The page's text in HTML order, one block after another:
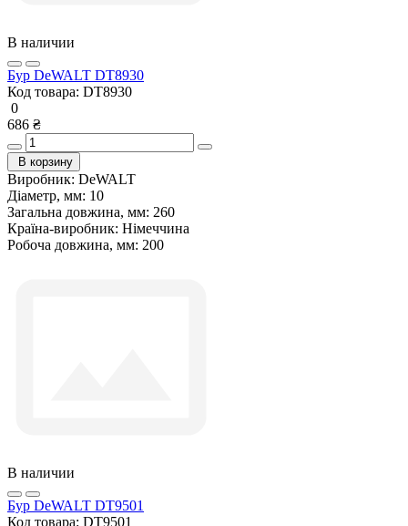
В наличии
Бур DeWALT DT8930
Код товара: DT8930
0
686 ₴
В корзину
Виробник: DeWALT
Діаметр, мм: 10
Загальна довжина, мм: 260
Країна-виробник: Німеччина
Робоча довжина, мм: 200
В наличии
Бур DeWALT DT9501
Код товара: DT9501